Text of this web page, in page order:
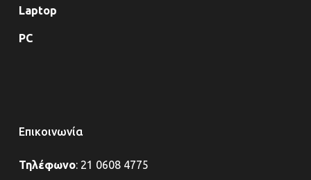
Laptop
PC
Επικοινωνία
Τηλέφωνο: 21 0608 4775